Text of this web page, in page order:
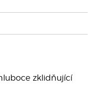
zklidňující